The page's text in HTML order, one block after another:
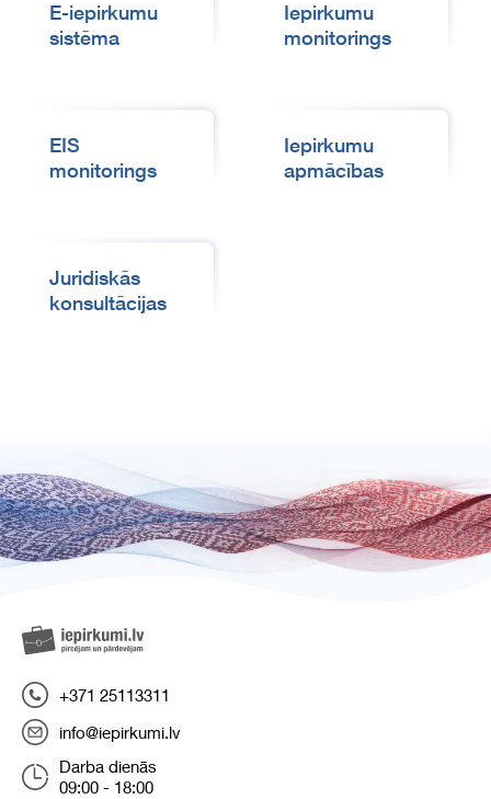
E-iepirkumu
sistēma
Iepirkumu
monitorings
EIS
monitorings
Iepirkumu
apmācības
Juridiskās
konsultācijas
+371 25113311
info@iepirkumi.lv
Darba dienās
09:00 - 18:00